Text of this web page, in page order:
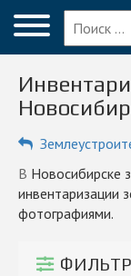
Главная
Вопрос
Компании
КОМПАНИЯМ
в Новосибирске зарегистрированы 18 компаний по
инвентаризации
фотографиями.